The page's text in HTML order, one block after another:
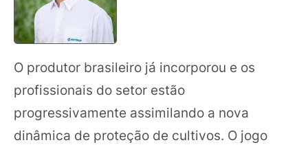
O produtor brasileiro já incorporou e os
profissionais do setor estão
progressivamente assimilando a nova
dinâmica de proteção de cultivos. O jogo